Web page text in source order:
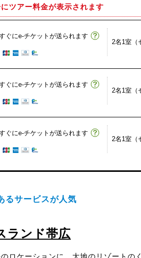
ツアー料金が表示されます
ぐにe-チケットが送られます
2名1室（
ぐにe-チケットが送られます
2名1室（
ぐにe-チケットが送られます
2名1室（
るサービスが人気
ランド帯広